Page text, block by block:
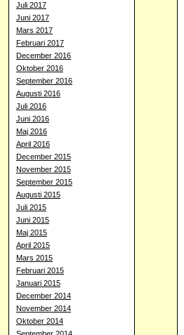
Juli 2017
Juni 2017
Mars 2017
Februari 2017
December 2016
Oktober 2016
September 2016
Augusti 2016
Juli 2016
Juni 2016
Maj 2016
April 2016
December 2015
November 2015
September 2015
Augusti 2015
Juli 2015
Juni 2015
Maj 2015
April 2015
Mars 2015
Februari 2015
Januari 2015
December 2014
November 2014
Oktober 2014